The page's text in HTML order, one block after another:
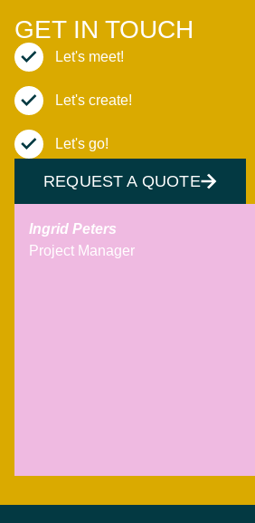
Ingrid Peters
Project Manager
GET IN TOUCH
Let's meet!
Let's create!
Let's go!
REQUEST A QUOTE